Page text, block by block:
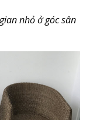
nhỏ ở góc sân